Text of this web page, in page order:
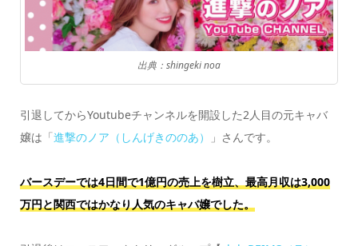
出典：shingeki noa
引退してからYoutubeチャンネルを開設した2人目の元キャバ
嬢は「進撃のノア（しんげきののあ） 」さんです。
バースデーでは4日間で1億円の売上を樹立、最高月収は3,000
万円と関西ではかなり人気のキャバ嬢でした。